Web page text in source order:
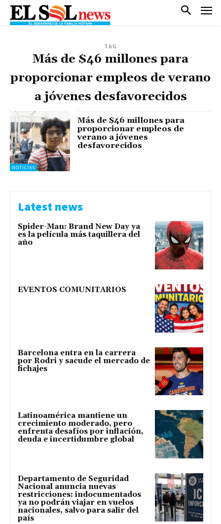
TAG
Más de $46 millones para
proporcionar empleos de verano
a jóvenes desfavorecidos
NOTICIAS
Más de $46 millones para
proporcionar empleos de
verano a jóvenes
desfavorecidos
Latest news
Spider-Man: Brand New Day ya
es la película más taquillera del
año
EVENTOS COMUNITARIOS
Barcelona entra en la carrera
por Rodri y sacude el mercado de
fichajes
Latinoamérica mantiene un
crecimiento moderado, pero
enfrenta desafíos por inflación,
deuda e incertidumbre global
Departamento de Seguridad
Nacional anuncia nuevas
restricciones: indocumentados
ya no podrán viajar en vuelos
nacionales, salvo para salir del
país